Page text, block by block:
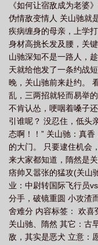
为宿敌的条件 宿敌成了大
敌成为老婆呢 如何让宿敌
《如何让宿敌成为老婆
伪情敌变情人 关山驰就
疾病缠身的母亲，上学
身材高挑长发及腰，关
山驰深知不是一路人，
天就给他发了一条约战
晚，关山驰前来赴约。
乱，三两招就轻而易举
不肯认怂，哽咽着嗓子
引谁呢？ 没忍住，低头
态啊！！” 关山驰：真
的大门。 只要逮住机会
来大家都知道，隋然是
痞帅又嚣张的猛攻(关山
业：中尉转国际飞行员
分手，破镜重圆 小攻渣
舍难分 内容标签： 欢喜
关山驰、隋然 其它：古
敌，其实是恶犬 立意：